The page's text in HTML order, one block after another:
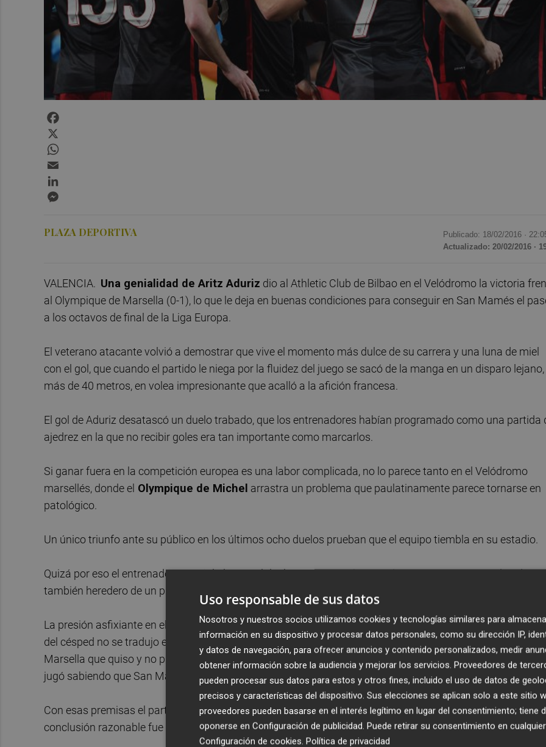
PLAZA DEPORTIVA Publicado: 18/02/2016 ·
Actualizado: 20/02/2016 ·
VALENCIA. Una genialidad de Aritz Aduriz dio al Athletic Club de Bilbao en el Velódromo la victoria
al Olympique de Marsella (0-1), lo que le deja en buenas condiciones para conseguir en San Mamés el
a los octavos de final de la Liga Europa.
El veterano atacante volvió a demostrar que vive el momento más dulce de su carrera y una luna de miel
con el gol, que cuando el partido le niega por la fluidez del juego se sacó de la manga en un disparo lejano,
más de 40 metros, en volea impresionante que acalló a la afición francesa.
El gol de Aduriz desatascó un duelo trabado, que los entrenadores habían programado como una partida
ajedrez en la que no recibir goles era tan importante como marcarlos.
Si ganar fuera en la competición europea es una labor complicada, no lo parece tanto en el Velódromo
marsellés, donde el Olympique de Michel arrastra un problema que paulatinamente parece tornarse en
patológico.
Un único triunfo ante su público en los últimos ocho duelos prueban que el equipo tiembla en su estadio.
Quizá por eso el entrenador español planteó el duelo con precauciones, mientras que Ernesto Valverde,
también heredero de un proyecto del argentino Marcelo Bielsa, fue fiel a su filosofía.
La presión asfixiante en el centro del campo, la intensidad en la contención y el juego de piezas en el
del césped no se tradujo en un juego vertical. Al contrario, el partido se desarrolló lejos de las metas, con
Marsella que quiso y no pudo imponer su condición de local, de histórico del fútbol europeo, y un Athletic
jugó sabiendo que San Mamés tendría la última palabra.
Con esas premisas el partido apenas generó ocasiones de peligro en la primera parte, en la que la única
conclusión razonable fue que el Athletic tiene más oficio ante un Marsella que sigue sin definir su
Uso responsable de sus datos
Nosotros y nuestros socios utilizamos cookies y tecnologías similares para
información en su dispositivo y procesar datos personales, como su dirección IP,
y datos de navegación, para ofrecer anuncios y contenido personalizados, medir
obtener información sobre la audiencia y mejorar los servicios. Proveedores de
pueden procesar sus datos para estos y otros fines, incluido el uso de datos de
precisos y características del dispositivo. Sus elecciones se aplican solo a este sitio
proveedores pueden basarse en el interés legítimo en lugar del consentimiento; tiene
oponerse en Configuración de publicidad. Puede retirar su consentimiento en
Configuración de cookies. Política de privacidad